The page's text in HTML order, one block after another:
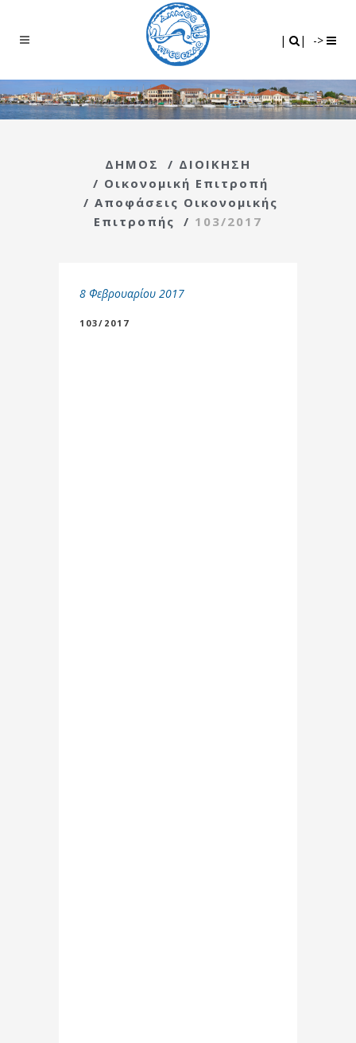
| | ->
ΔΗΜΟΣ / ΔΙΟΙΚΗΣΗ
/ Οικονομική Επιτροπή
/ Αποφάσεις Οικονομικής
Επιτροπής
/ 103/2017
8 Φεβρουαρίου 2017
103/2017